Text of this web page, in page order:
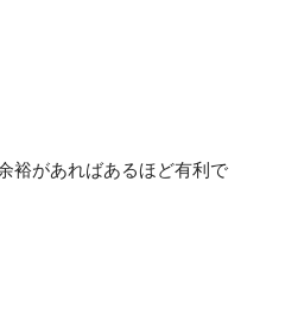
裕があればあるほど有利で